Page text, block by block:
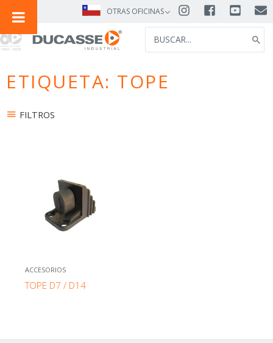
CONTENIDO
OTRAS OFICINAS
FOR:
ETIQUETA: TOPE
FILTROS
ACCESORIOS
TOPE D7 / D14